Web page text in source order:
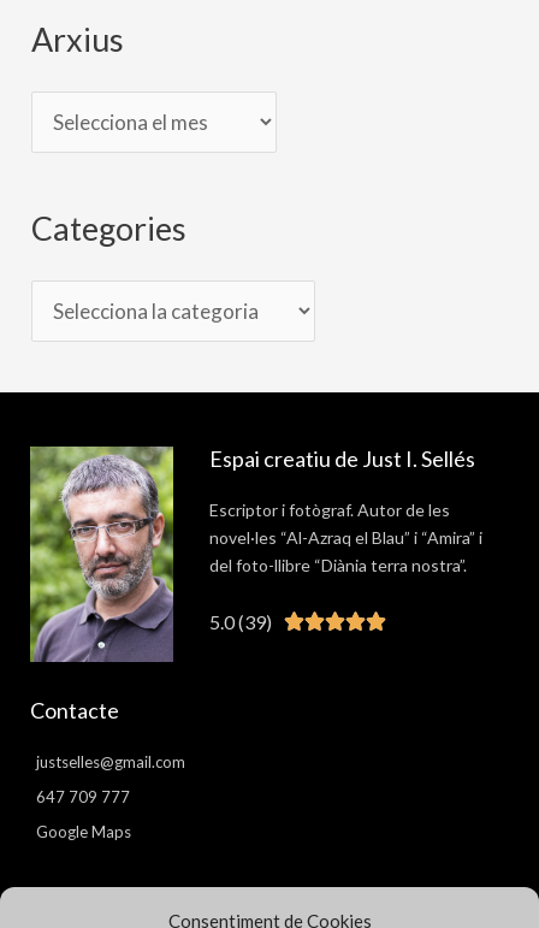
Consentiment de Cookies
Arxius
Categories
Espai creatiu de Just I. Sellés
Escriptor i fotògraf. Autor de les
novel·les “Al-Azraq el Blau” i “Amira” i
del foto-llibre “Diània terra nostra”.
5.0 (39) Valorat
Contacte
justselles@gmail.com
647 709 777
Google Maps
Pàgines